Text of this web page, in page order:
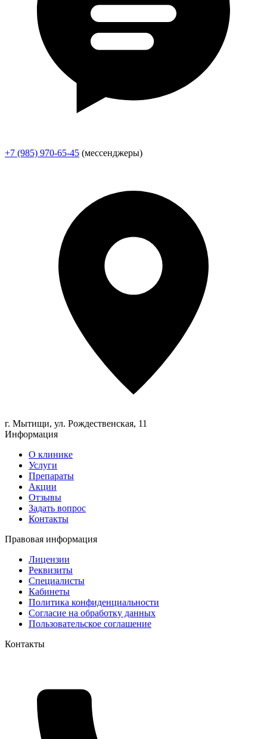
+7 (985) 970-65-45 (мессенджеры)
г. Мытищи, ул. Рождественская, 11
Информация
О клинике
Услуги
Препараты
Акции
Отзывы
Задать вопрос
Контакты
Правовая информация
Лицензии
Реквизиты
Специалисты
Кабинеты
Политика конфиденциальности
Согласие на обработку данных
Пользовательское соглашение
Контакты